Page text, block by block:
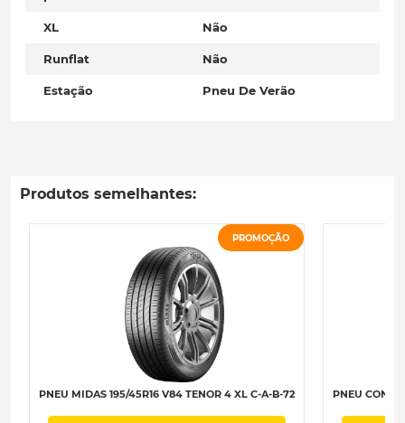
XL Não
Runflat Não
Estação Pneu De Verão
Produtos semelhantes:
PROMOÇÃO
PNEU MIDAS 195/45R16 V84 TENOR 4 XL C-A-B-72 PNEU